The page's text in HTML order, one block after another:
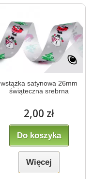
wstążka satynowa 26mm
świąteczna srebrna
2,00 zł
Do koszyka
Więcej